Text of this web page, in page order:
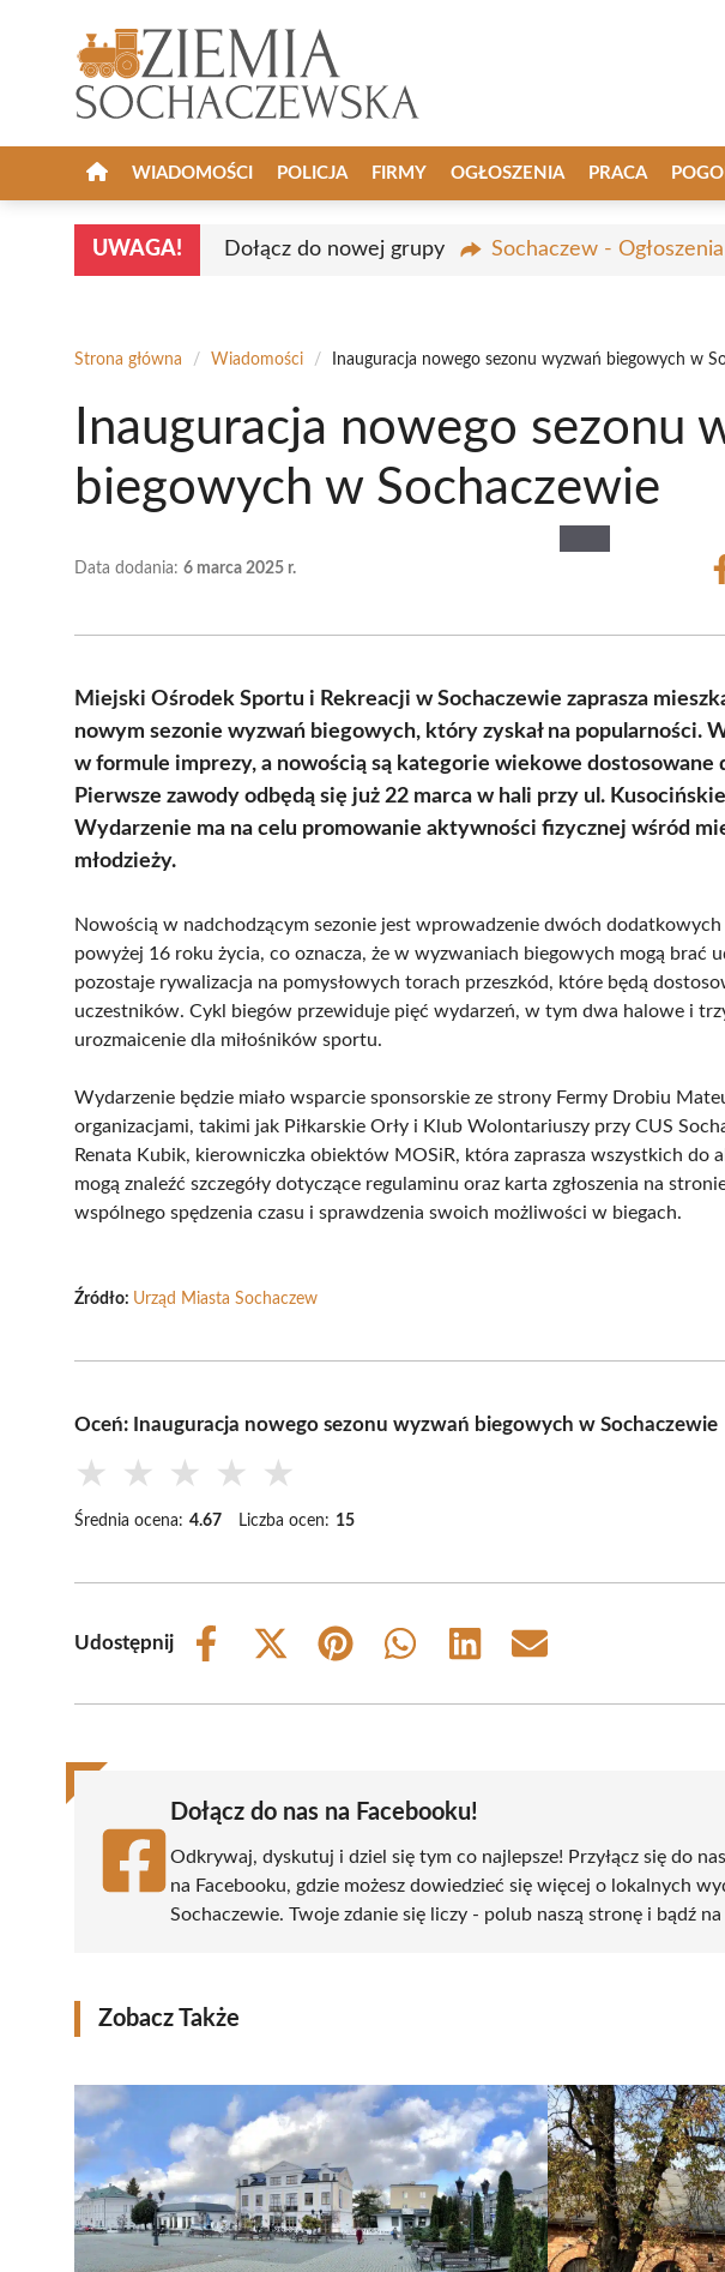
WIADOMOŚCI POLICJA FIRMY OGŁOSZENIA PRACA
UWAGA! Dołącz do nowej grupy Sochaczew -
Strona główna / Wiadomości / Inauguracja nowego sezonu wyzwań biegowych w
Inauguracja nowego sezonu
biegowych w Sochaczewie
Data dodania: 6 marca 2025 r.
Miejski Ośrodek Sportu i Rekreacji w Sochaczewie zaprasza
nowym sezonie wyzwań biegowych, który zyskał na popularności.
w formule imprezy, a nowością są kategorie wiekowe dostosowane
Pierwsze zawody odbędą się już 22 marca w hali przy ul.
Wydarzenie ma na celu promowanie aktywności fizycznej wśród
młodzieży.
Nowością w nadchodzącym sezonie jest wprowadzenie dwóch
powyżej 16 roku życia, co oznacza, że w wyzwaniach biegowych mogą brać
pozostaje rywalizacja na pomysłowych torach przeszkód, które będą
uczestników. Cykl biegów przewiduje pięć wydarzeń, w tym dwa halowe i
urozmaicenie dla miłośników sportu.
Wydarzenie będzie miało wsparcie sponsorskie ze strony Fermy Drobiu
organizacjami, takimi jak Piłkarskie Orły i Klub Wolontariuszy przy CUS
Renata Kubik, kierowniczka obiektów MOSiR, która zaprasza wszystkich do
mogą znaleźć szczegóły dotyczące regulaminu oraz karta zgłoszenia na
wspólnego spędzenia czasu i sprawdzenia swoich możliwości w biegach.
Źródło: Urząd Miasta Sochaczew
Oceń: Inauguracja nowego sezonu wyzwań biegowych w Sochaczewie
★ ★ ★ ★ ★
Średnia ocena: 4.67 Liczba ocen: 15
Udostępnij
Share
Share
(Twitter)
Share
Share
Share
Share
Dołącz do nas na Facebooku!
Odkrywaj, dyskutuj i dziel się tym co najlepsze! Przyłącz się do
na Facebooku, gdzie możesz dowiedzieć się więcej o lokalnych
Sochaczewie. Twoje zdanie się liczy - polub naszą stronę i bądź na
Zobacz Także